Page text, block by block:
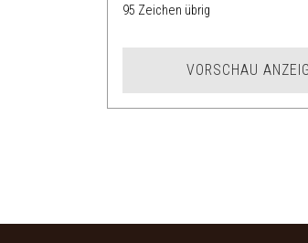
95 Zeichen übrig
VORSCHAU